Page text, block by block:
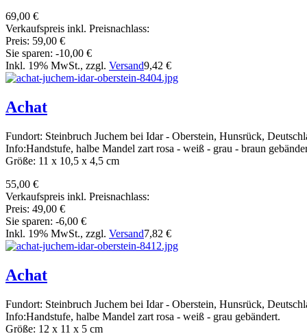
69,00 €
Verkaufspreis inkl. Preisnachlass:
Preis: 59,00 €
Sie sparen: -10,00 €
Inkl. 19% MwSt., zzgl. Versand9,42 €
Achat
Fundort: Steinbruch Juchem bei Idar - Oberstein, Hunsrück,
Info:Handstufe, halbe Mandel zart rosa - weiß - grau - braun
Größe: 11 x 10,5 x 4,5 cm
55,00 €
Verkaufspreis inkl. Preisnachlass:
Preis: 49,00 €
Sie sparen: -6,00 €
Inkl. 19% MwSt., zzgl. Versand7,82 €
Achat
Fundort: Steinbruch Juchem bei Idar - Oberstein, Hunsrück,
Info:Handstufe, halbe Mandel zart rosa - weiß - grau gebändert.
Größe: 12 x 11 x 5 cm